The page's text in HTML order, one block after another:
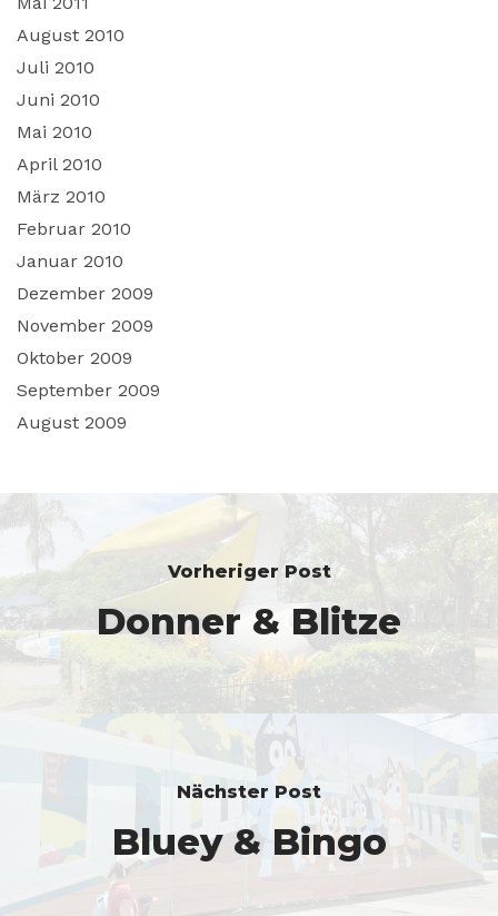
August 2010
Juli 2010
Juni 2010
Mai 2010
April 2010
März 2010
Februar 2010
Januar 2010
Dezember 2009
November 2009
Oktober 2009
September 2009
August 2009
Vorheriger Post
Donner & Blitze
Nächster Post
Bluey & Bingo